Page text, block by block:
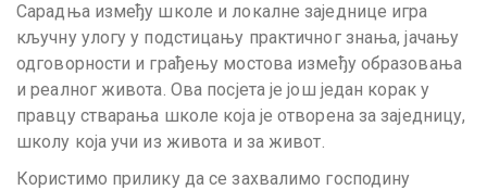
Сарадња између школе и локалне заједнице игра
кључну улогу у подстицању практичног знања, јачању
одговорности и грађењу мостова између образовања
и реалног живота. Ова посјета је још један корак у
правцу стварања школе која је отворена за заједницу,
школу која учи из живота и за живот.
Користимо прилику да се захвалимо господину